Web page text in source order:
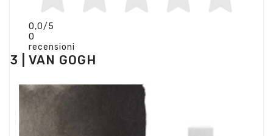
0,0/5
0
recensioni
3 | VAN GOGH